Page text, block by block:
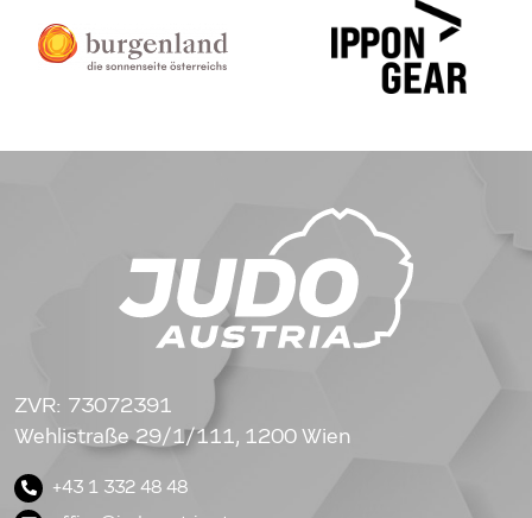
ZVR: 73072391
Wehlistraße 29/1/111, 1200 Wien
+43 1 332 48 48